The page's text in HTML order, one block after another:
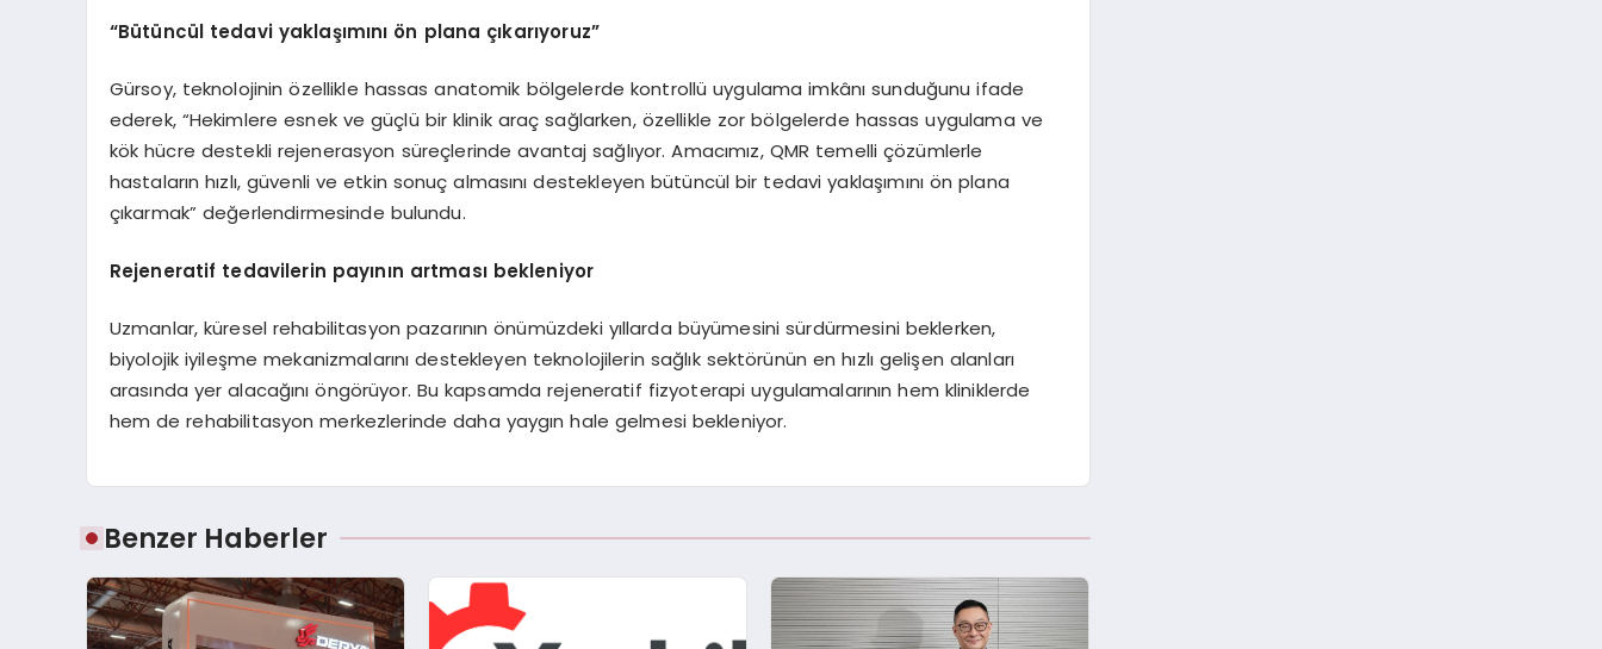
“Bütüncül tedavi yaklaşımını ön plana çıkarıyoruz”
Gürsoy, teknolojinin özellikle hassas anatomik bölgelerde kontrollü uygulama imkânı sunduğunu ifade
ederek, “Hekimlere esnek ve güçlü bir klinik araç sağlarken, özellikle zor bölgelerde hassas uygulama ve
kök hücre destekli rejenerasyon süreçlerinde avantaj sağlıyor. Amacımız, QMR temelli çözümlerle
hastaların hızlı, güvenli ve etkin sonuç almasını destekleyen bütüncül bir tedavi yaklaşımını ön plana
çıkarmak” değerlendirmesinde bulundu.
Rejeneratif tedavilerin payının artması bekleniyor
Uzmanlar, küresel rehabilitasyon pazarının önümüzdeki yıllarda büyümesini sürdürmesini beklerken,
biyolojik iyileşme mekanizmalarını destekleyen teknolojilerin sağlık sektörünün en hızlı gelişen alanları
arasında yer alacağını öngörüyor. Bu kapsamda rejeneratif fizyoterapi uygulamalarının hem kliniklerde
hem de rehabilitasyon merkezlerinde daha yaygın hale gelmesi bekleniyor.
Benzer Haberler